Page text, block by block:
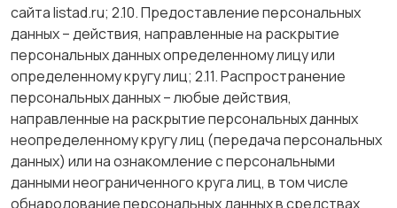
сайта listad.ru; 2.10. Предоставление персональных
данных – действия, направленные на раскрытие
персональных данных определенному лицу или
определенному кругу лиц; 2.11. Распространение
персональных данных – любые действия,
направленные на раскрытие персональных данных
неопределенному кругу лиц (передача персональных
данных) или на ознакомление с персональными
данными неограниченного круга лиц, в том числе
обнародование персональных данных в средствах